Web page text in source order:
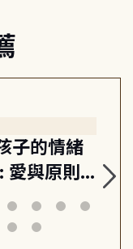
子的情緒
愛與原則,
養的安定
個行動練
關